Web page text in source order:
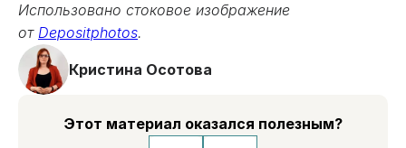
Использовано стоковое изображение
от Depositphotos.
Кристина Осотова
Этот материал оказался полезным?